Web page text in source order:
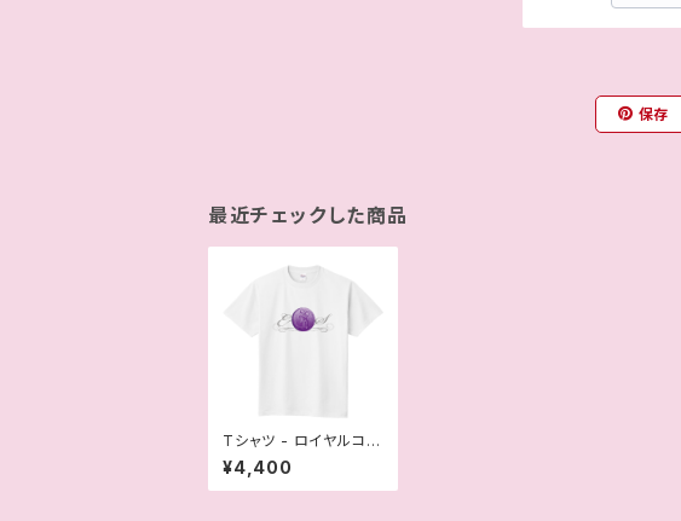
保存
最近チェックした商品
Tシャツ - ロイヤルコイ
ン白（さくらえみ）
¥4,400